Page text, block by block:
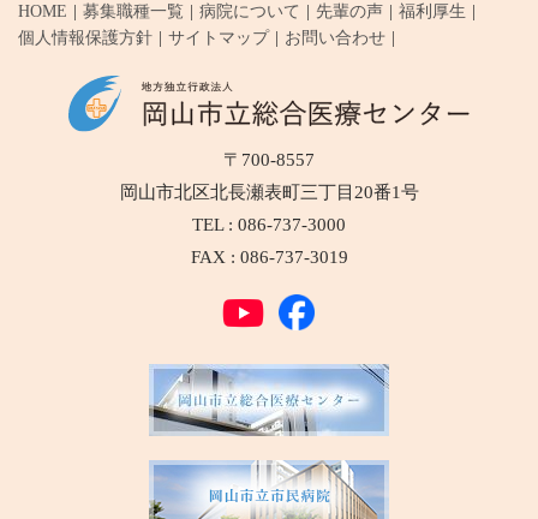
HOME 募集職種一覧 病院について 先輩の声
福利厚生
個人情報保護方針
サイトマップ お問い合わせ
〒700-8557
岡山市北区北長瀬表町三丁目20番1号
TEL : 086-737-3000
FAX : 086-737-3019